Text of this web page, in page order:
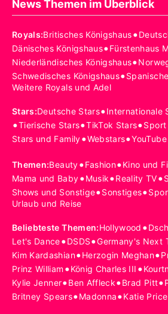
News Themen im Überblick
Royals:Britisches Königshaus•
Dänisches Königshaus•Fürstenhaus
Niederländisches Königshaus•
Schwedisches Königshaus•
Weitere Royals und Adel
Stars:Deutsche Stars•Internationale
•Tierische Stars•TikTok Stars•
Stars und Family•Webstars•
Themen:Beauty•Fashion•Kino und
Mama und Baby•Musik•Reality TV•
Shows und Sonstige•Sonstiges•
Urlaub und Reise
Beliebteste Themen:Hollywood •
Let's Dance•DSDS•Germany's Next
Kim Kardashian•Herzogin Meghan•
Prinz William •König Charles III •
Kylie Jenner•Ben Affleck•Brad Pitt•
Britney Spears•Madonna•Katie Price